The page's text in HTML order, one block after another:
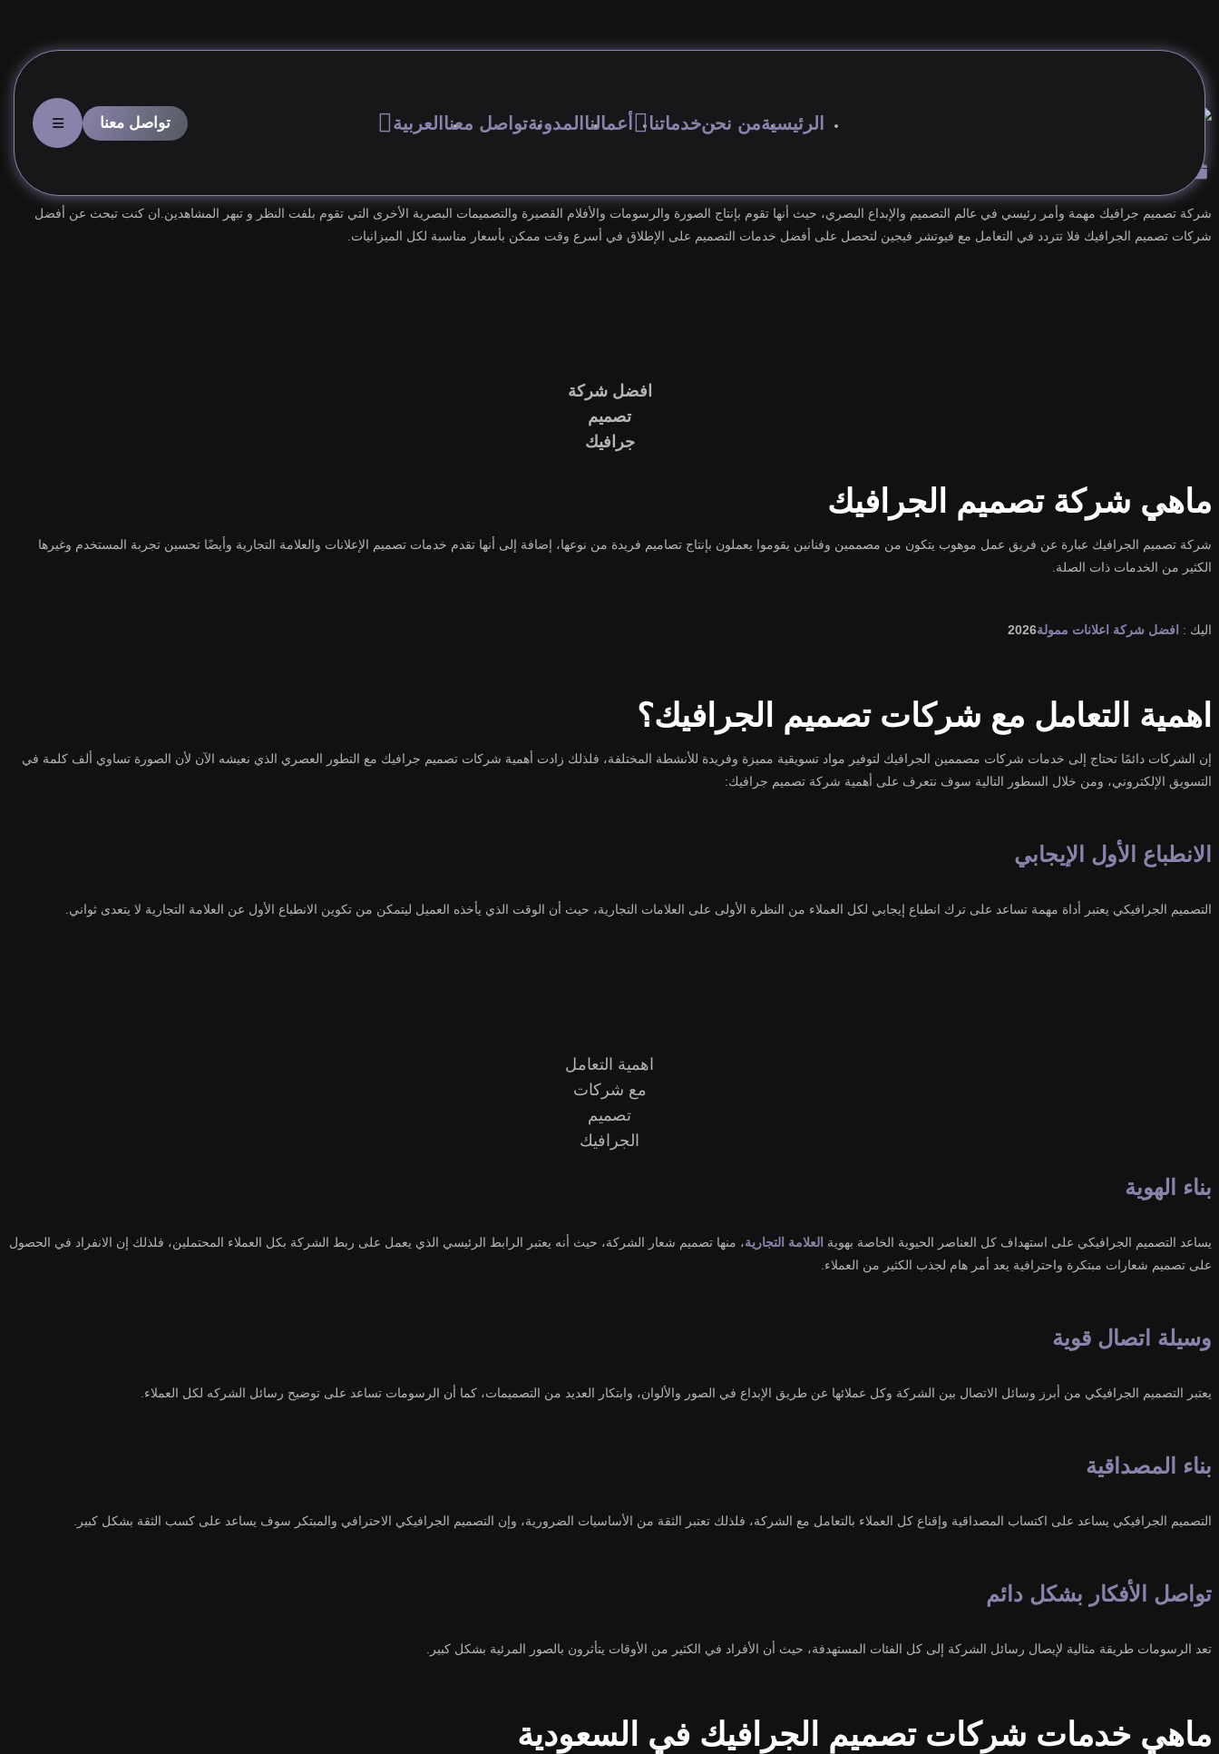
الرئيسيةمن نحنخدماتنا أعمالنا المدونةتواصل معنا العربية
شركة تصميم جرافيك مهمة وأمر رئيسي في عالم التصميم والإبداع البصري، حيث أنها تقوم بإنتاج الصورة والرسومات والأفلام القصيرة والتصميمات البصرية الأخرى التي تقوم بلفت النظر و تبهر المشاهدين.ان كنت تبحث عن أفضل
شركات تصميم الجرافيك فلا تتردد في التعامل مع فيوتشر فيجين لتحصل على أفضل خدمات التصميم على الإطلاق في أسرع وقت ممكن بأسعار مناسبة لكل الميزانيات.
افضل شركة
تصميم
جرافيك
ماهي شركة تصميم الجرافيك
شركة تصميم الجرافيك عبارة عن فريق عمل موهوب يتكون من مصممين وفنانين يقوموا يعملون بإنتاج تصاميم فريدة من نوعها، إضافة إلى أنها تقدم خدمات تصميم الإعلانات والعلامة التجارية وأيضًا تحسين تجربة المستخدم وغيرها
الكثير من الخدمات ذات الصلة.
اليك : افضل شركة اعلانات ممولة2026
اهمية التعامل مع شركات تصميم الجرافيك؟
إن الشركات دائمًا تحتاج إلى خدمات شركات مصممين الجرافيك لتوفير مواد تسويقية مميزة وفريدة للأنشطة المختلفة، فلذلك زادت أهمية شركات تصميم جرافيك مع التطور العصري الذي نعيشه الآن لأن الصورة تساوي ألف كلمة في
التسويق الإلكتروني، ومن خلال السطور التالية سوف نتعرف على أهمية شركة تصميم جرافيك:
الانطباع الأول الإيجابي
التصميم الجرافيكي يعتبر أداة مهمة تساعد على ترك انطباع إيجابي لكل العملاء من النظرة الأولى على العلامات التجارية، حيث أن الوقت الذي يأخذه العميل ليتمكن من تكوين الانطباع الأول عن العلامة التجارية لا يتعدى ثواني.
اهمية التعامل
مع شركات
تصميم
الجرافيك
بناء الهوية
يساعد التصميم الجرافيكي على استهداف كل العناصر الحيوية الخاصة بهوية العلامة التجارية، منها تصميم شعار الشركة، حيث أنه يعتبر الرابط الرئيسي الذي يعمل على ربط الشركة بكل العملاء المحتملين، فلذلك إن الانفراد في الحصول
على تصميم شعارات مبتكرة واحترافية يعد أمر هام لجذب الكثير من العملاء.
وسيلة اتصال قوية
يعتبر التصميم الجرافيكي من أبرز وسائل الاتصال بين الشركة وكل عملائها عن طريق الإبداع في الصور والألوان، وابتكار العديد من التصميمات، كما أن الرسومات تساعد على توضيح رسائل الشركه لكل العملاء.
بناء المصداقية
التصميم الجرافيكي يساعد على اكتساب المصداقية وإقناع كل العملاء بالتعامل مع الشركة، فلذلك تعتبر الثقة من الأساسيات الضرورية، وإن التصميم الجرافيكي الاحترافي والمبتكر سوف يساعد على كسب الثقة بشكل كبير.
تواصل الأفكار بشكل دائم
تعد الرسومات طريقة مثالية لإيصال رسائل الشركة إلى كل الفئات المستهدفة، حيث أن الأفراد في الكثير من الأوقات يتأثرون بالصور المرئية بشكل كبير.
ماهي خدمات شركات تصميم الجرافيك في السعودية